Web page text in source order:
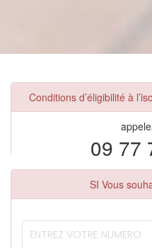
Conditions d’éligibilité à
09 77
SI Vous